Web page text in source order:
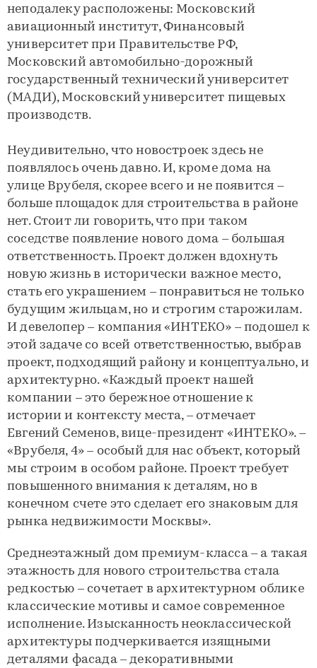
неподалеку расположены: Московский
авиационный институт, Финансовый
университет при Правительстве РФ,
Московский автомобильно-дорожный
государственный технический университет
(МАДИ), Московский университет пищевых
производств.
Неудивительно, что новостроек здесь не
появлялось очень давно. И, кроме дома на
улице Врубеля, скорее всего и не появится –
больше площадок для строительства в районе
нет. Стоит ли говорить, что при таком
соседстве появление нового дома – большая
ответственность. Проект должен вдохнуть
новую жизнь в исторически важное место,
стать его украшением – понравиться не только
будущим жильцам, но и строгим старожилам.
И девелопер – компания «ИНТЕКО» – подошел к
этой задаче со всей ответственностью, выбрав
проект, подходящий району и концептуально, и
архитектурно. «Каждый проект нашей
компании – это бережное отношение к
истории и контексту места, – отмечает
Евгений Семенов, вице-президент «ИНТЕКО». –
«Врубеля, 4» – особый для нас объект, который
мы строим в особом районе. Проект требует
повышенного внимания к деталям, но в
конечном счете это сделает его знаковым для
рынка недвижимости Москвы».
Среднеэтажный дом премиум-класса – а такая
этажность для нового строительства стала
редкостью – сочетает в архитектурном облике
классические мотивы и самое современное
исполнение. Изысканность неоклассической
архитектуры подчеркивается изящными
деталями фасада – декоративными